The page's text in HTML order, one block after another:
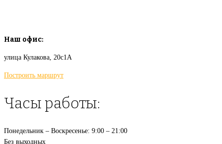
Наш офис:
улица Кулакова, 20с1А
Построить маршрут
Часы работы:
Понедельник – Воскресенье: 9:00 – 21:00
Без выходных